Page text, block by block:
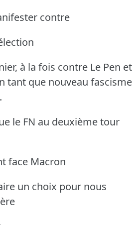
contre
à la fois contre Le Pen et
tant que nouveau fascisme
le FN au deuxième tour
face Macron
un choix pour nous